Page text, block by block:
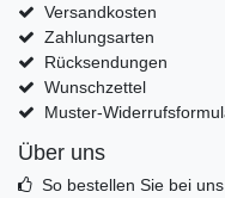
Versandkosten
Zahlungsarten
Rücksendungen
Wunschzettel
Muster-
Über uns
So bestellen Sie bei uns